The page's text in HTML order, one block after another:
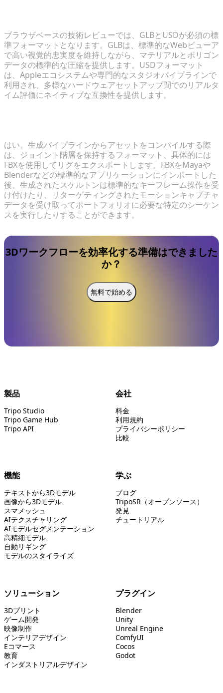
ブラウザベースの技術レビューでは、GLBとUSDが必須の標
準フォーマットとなります。GLBは、標準的なWebビューア
で高い視覚的忠実度を維持しながら、マテリアルとポリゴン
データの標準的な圧縮を提供します。USDフォーマット
は、Appleエコシステムや専門的なスタジオパイプラインで
利用され、多様なハードウェアセットアップ間でのリアルタ
イム評価にネイティブな互換性を提供します。
はい。生成パイプラインからアセットをコンパイルする際
は、ジョイント階層を保持するフォーマット、具体的には
FBXを使用してリグをエクスポートします。FBXをMayaや
Blenderなどの標準的なアプリケーションにインポートした
後、生成されたスケルトンは標準的なキーフレーム操作を受
け付けたり、リターゲティングされたモーションキャプチャ
データを受け取ってポートフォリオに必要な特定のシーケン
スを実行したりすることができます。
3Dワークフローを効率化する準備はできました
か？
無料で始める
製品
Tripo Studio
Tripo Game Hub
Tripo API
会社
料金
利用規約
プライバシーポリシー
比較
機能
テキストから3Dモデル
画像から3Dモデル
スマメッシュ
AIテクスチャリング
AIモデルセグメンテーション
高精細モデル
自動リギング
モデルのスタイライズ
学ぶ
ブログ
TripoSR（オープンソース）
発見
チュートリアル
ソリューション
3Dプリント
ゲーム開発
映像制作
インテリアデザイン
Eコマース
教育
インダストリアルデザイン
プラグイン
Blender
Unity
Unreal Engine
ComfyUI
Cocos
Godot